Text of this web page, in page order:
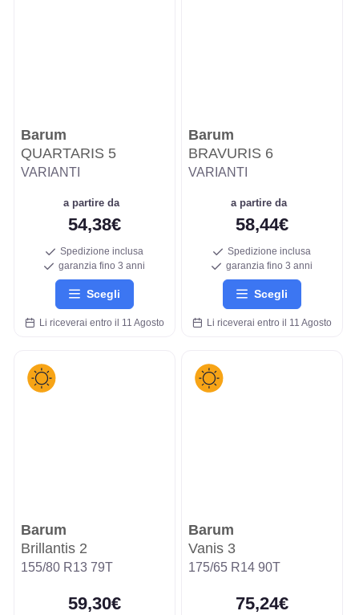
Barum
QUARTARIS 5
VARIANTI
a partire da
54,38€
Spedizione inclusa
garanzia fino 3 anni
Scegli
Li riceverai entro il 11 Agosto
Barum
BRAVURIS 6
VARIANTI
a partire da
58,44€
Spedizione inclusa
garanzia fino 3 anni
Scegli
Li riceverai entro il 11 Agosto
Barum
Brillantis 2
155/80 R13 79T
59,30€
Barum
Vanis 3
175/65 R14 90T
75,24€